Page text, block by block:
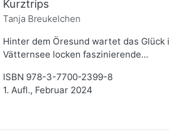
Kurztrips
Tanja Breukelchen
Hinter dem Öresund wartet das
Vätternsee locken faszinierende...
ISBN 978-3-7700-2399-8
1. Aufl., Februar 2024